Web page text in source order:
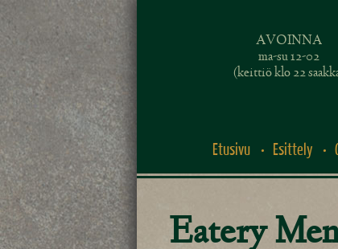
AVOINNA
ma-su 12-02
(keittiö klo 22
Etusivu Esittely
Eatery